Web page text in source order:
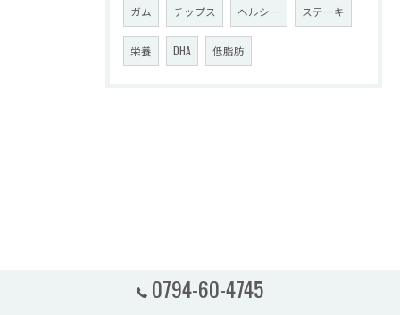
ガム チップス ヘルシー ステーキ
栄養 DHA 低脂肪
0794-60-4745